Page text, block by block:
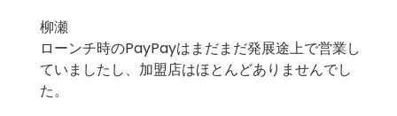
柳瀬
ローンチ時のPayPayはまだまだ発展途上で営業し
ていましたし、加盟店はほとんどありませんでし
た。